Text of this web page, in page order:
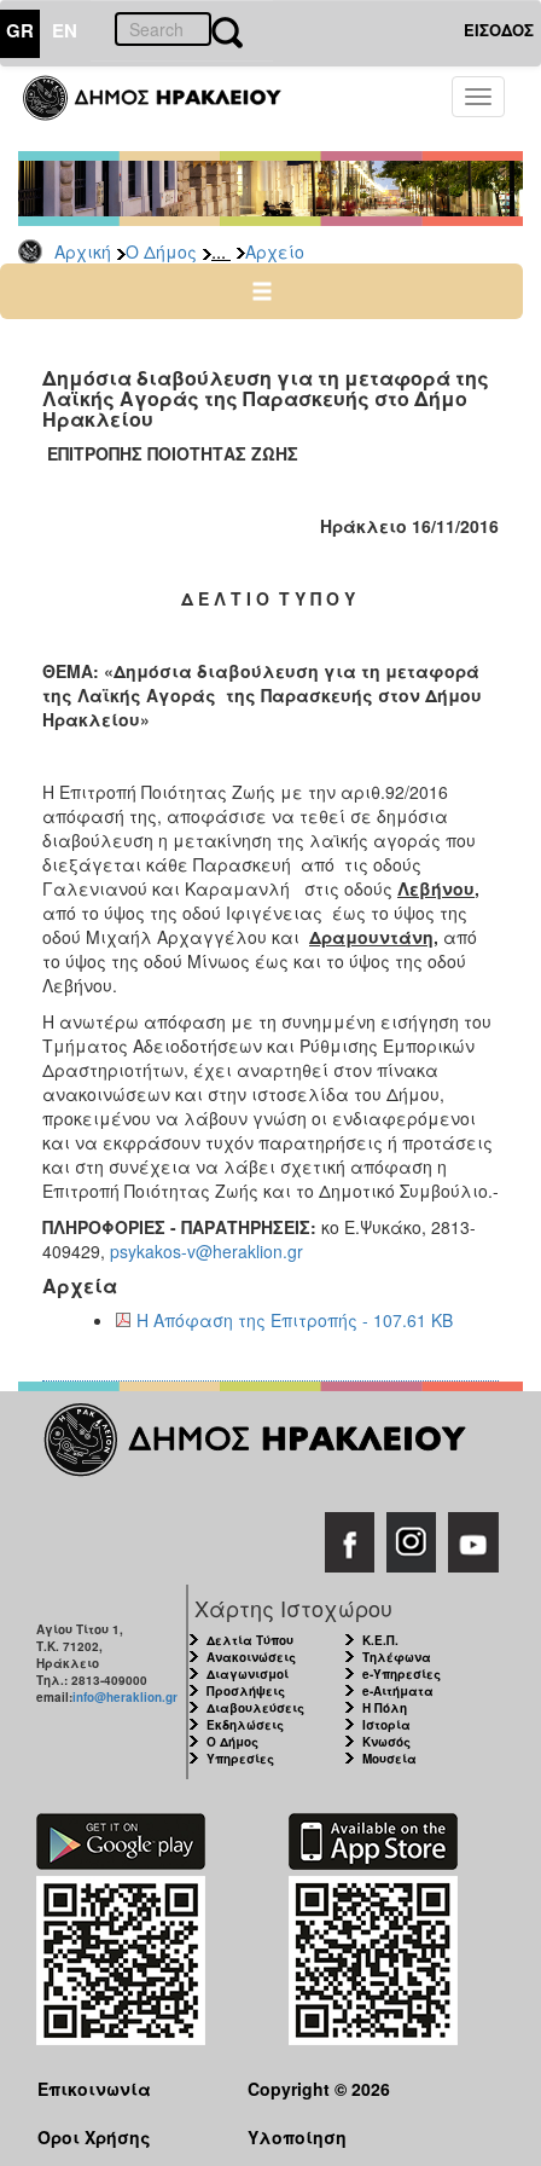
GR EN ΕΙΣΟΔΟΣ
Toggle
Αρχική Ο Δήμος ... Αρχείο
ΔΗΜΟΣ
Δημόσιες
Διαβουλεύσεις
Αρχείο
ΠΟΛΙΤΙΣΜΟΣ
Δημόσια διαβούλευση για τη μεταφορά της
Λαϊκής Αγοράς της Παρασκευής στο Δήμο
Ηρακλείου
ΕΠΙΤΡΟΠΗΣ ΠΟΙΟΤΗΤΑΣ ΖΩΗΣ
Ηράκλειο 16/11/2016
Δ Ε Λ Τ Ι Ο Τ Υ Π Ο Υ
ΘΕΜΑ: «Δημόσια διαβούλευση για τη μεταφορά
της Λαϊκής Αγοράς της Παρασκευής στον Δήμου
Ηρακλείου»
Η Επιτροπή Ποιότητας Ζωής με την αριθ.92/2016
απόφασή της, αποφάσισε να τεθεί σε δημόσια
διαβούλευση η μετακίνηση της λαϊκής αγοράς που
διεξάγεται κάθε Παρασκευή από τις οδούς
Γαλενιανού και Καραμανλή στις οδούς Λεβήνου,
από το ύψος της οδού Ιφιγένειας έως το ύψος της
οδού Μιχαήλ Αρχαγγέλου και Δραμουντάνη, από
το ύψος της οδού Μίνωος έως και το ύψος της οδού
Λεβήνου.
H ανωτέρω απόφαση με τη συνημμένη εισήγηση του
Τμήματος Αδειοδοτήσεων και Ρύθμισης Εμπορικών
Δραστηριοτήτων, έχει αναρτηθεί στον πίνακα
ανακοινώσεων και στην ιστοσελίδα του Δήμου,
προκειμένου να λάβουν γνώση οι ενδιαφερόμενοι
και να εκφράσουν τυχόν παρατηρήσεις ή προτάσεις
και στη συνέχεια να λάβει σχετική απόφαση η
Επιτροπή Ποιότητας Ζωής και το Δημοτικό Συμβούλιο.-
ΠΛΗΡΟΦΟΡΙΕΣ - ΠΑΡΑΤΗΡΗΣΕΙΣ: κο Ε.Ψυκάκο, 2813-
409429, psykakos-v@heraklion.gr
Αρχεία
Η Απόφαση της Επιτροπής - 107.61 KB
Αγίου Τίτου 1,
Τ.Κ. 71202,
Ηράκλειο
Τηλ.: 2813-409000
email:info@heraklion.gr
Χάρτης Ιστοχώρου
Δελτία Τύπου
Ανακοινώσεις
Διαγωνισμοί
Προσλήψεις
Διαβουλεύσεις
Εκδηλώσεις
Ο Δήμος
Υπηρεσίες
Κ.Ε.Π.
Τηλέφωνα
e-Υπηρεσίες
e-Αιτήματα
Η Πόλη
Ιστορία
Κνωσός
Μουσεία
Επικοινωνία
Όροι Χρήσης
Copyright © 2026
Υλοποίηση